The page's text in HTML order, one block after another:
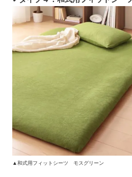
▲和式用フィットシーツ モスグリーン